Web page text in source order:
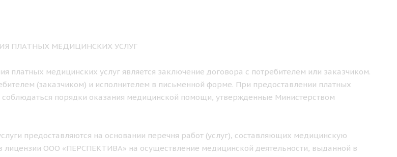
ПЛАТНЫХ МЕДИЦИНСКИХ УСЛУГ
платных медицинских услуг является заключение договора с потребителем или заказчиком.
(заказчиком) и исполнителем в письменной форме. При предоставлении платных
порядки оказания медицинской помощи, утвержденные Министерством
предоставляются на основании перечня работ (услуг), составляющих медицинскую
лицензии ООО «ПЕРСПЕКТИВА» на осуществление медицинской деятельности, выданной в